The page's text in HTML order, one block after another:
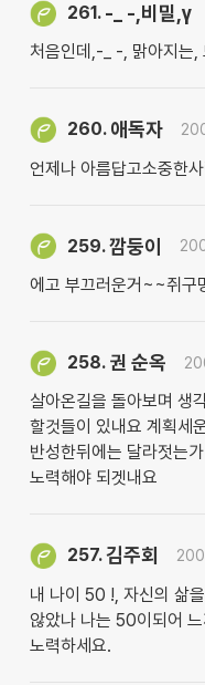
261. -_ -,비밀,γ
처음인데,-_ -, 맑아지
260. 애독자
언제나 아름답고소중한
259.깜둥이
에고 부끄러운거~~쥐구
258. 권 순옥
살아온길을 돌아보며 생
할것들이 있내요 계획세
반성한뒤에는 달라젓는
노력해야 되겟내요
257.김주회
내 나이 50 !, 자신의 삶
않았나 나는 50이되어
노력하세요.